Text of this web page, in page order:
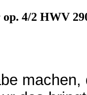
4/2 HWV